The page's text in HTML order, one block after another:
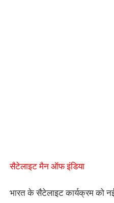
सैटेलाइट मैन ऑफ इंडिया
भारत के सैटेलाइट कार्यक्रम को